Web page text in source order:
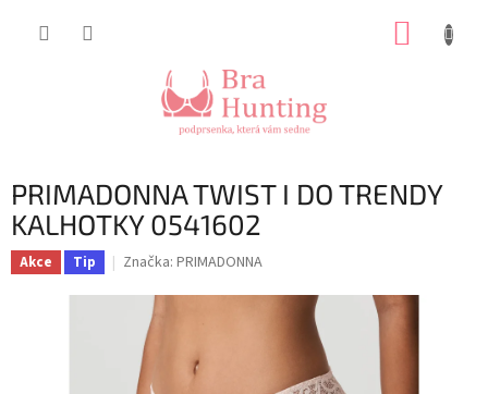
PRIMADONNA TWIST I DO TRENDY
KALHOTKY 0541602
Akce Tip Značka: PRIMADONNA